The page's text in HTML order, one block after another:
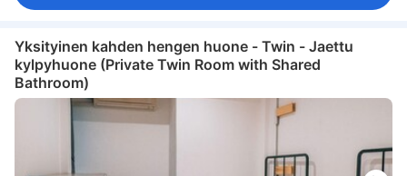
Yksityinen kahden hengen huone - Twin - Jaettu
kylpyhuone (Private Twin Room with Shared
Bathroom)